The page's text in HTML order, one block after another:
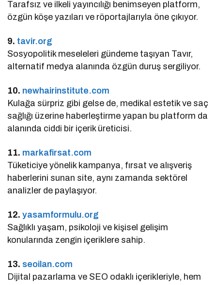
Tarafsız ve ilkeli yayıncılığı benimseyen platform,
özgün köşe yazıları ve röportajlarıyla öne çıkıyor.
9. tavir.org
Sosyopolitik meseleleri gündeme taşıyan Tavır,
alternatif medya alanında özgün duruş sergiliyor.
10. newhairinstitute.com
Kulağa sürpriz gibi gelse de, medikal estetik ve saç
sağlığı üzerine haberleştirme yapan bu platform da
alanında ciddi bir içerik üreticisi.
11. markafirsat.com
Tüketiciye yönelik kampanya, fırsat ve alışveriş
haberlerini sunan site, aynı zamanda sektörel
analizler de paylaşıyor.
12.yasamformulu.org
Sağlıklı yaşam, psikoloji ve kişisel gelişim
konularında zengin içeriklere sahip.
13. seoilan.com
Dijital pazarlama ve SEO odaklı içerikleriyle, hem